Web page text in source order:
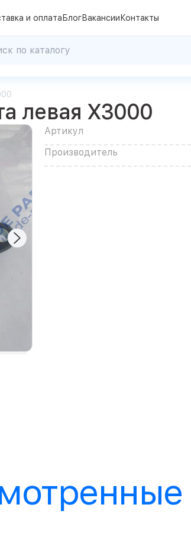
и оплата БлогВакансии Контакты
левая X3000
Артикул
Производитель